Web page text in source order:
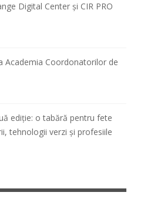
Digital Center și CIR PRO
Academia Coordonatorilor de
ediție: o tabără pentru fete
tehnologii verzi și profesiile